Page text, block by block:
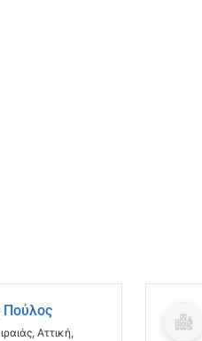
Πούλος
Αττική,